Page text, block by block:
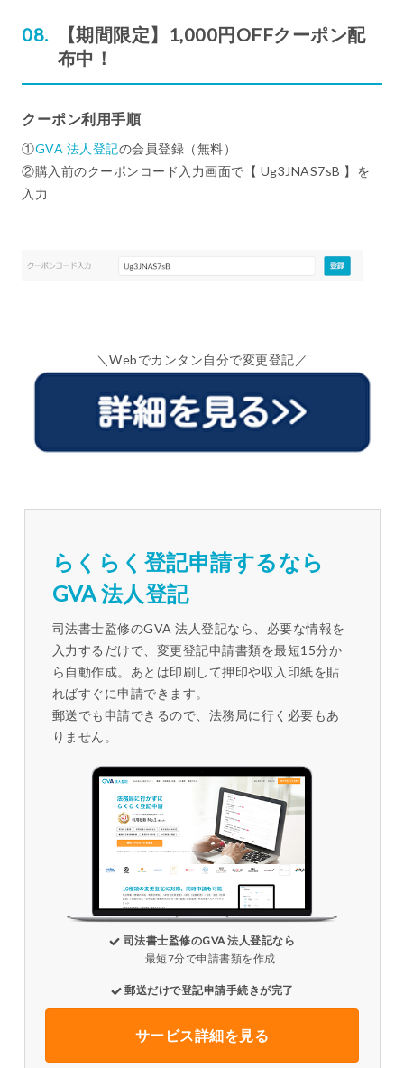
【期間限定】1,000円OFFクーポン配
布中！
クーポン利用手順
①GVA 法人登記の会員登録（無料）
②購入前のクーポンコード入力画面で【 Ug3JNAS7sB 】を
入力
＼Webでカンタン自分で変更登記／
らくらく登記申請するなら
GVA 法人登記
司法書士監修のGVA 法人登記なら、必要な情報を
入力するだけで、変更登記申請書類を最短15分か
ら自動作成。あとは印刷して押印や収入印紙を貼
ればすぐに申請できます。
郵送でも申請できるので、法務局に行く必要もあ
りません。
司法書士監修のGVA 法人登記なら
最短7分で申請書類を作成
郵送だけで登記申請手続きが完了
サービス詳細を見る